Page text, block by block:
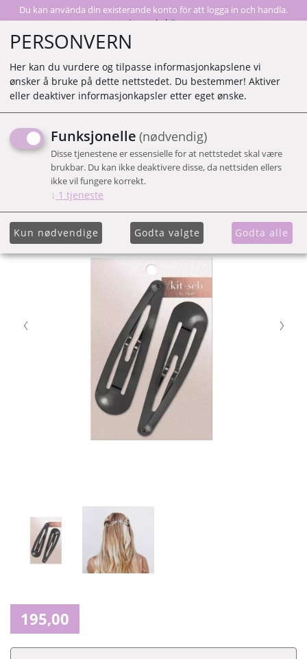
Du kan använda din existerande konto för att logga in och handla.
Logga in här
KIT.SCH XL SNAP CLIPS -
HERMATITE
195,00
PERSONVERN
Her kan du vurdere og tilpasse informasjonkapslene vi
ønsker å bruke på dette nettstedet. Du bestemmer! Aktiver
eller deaktiver informasjonkapsler etter eget ønske.
Funksjonelle (nødvendig)
Disse tjenestene er essensielle for at nettstedet skal være
brukbar. Du kan ikke deaktivere disse, da nettsiden ellers
ikke vil fungere korrekt.
↓ 1 tjeneste
Kun nødvendige Godta valgte Godta alle